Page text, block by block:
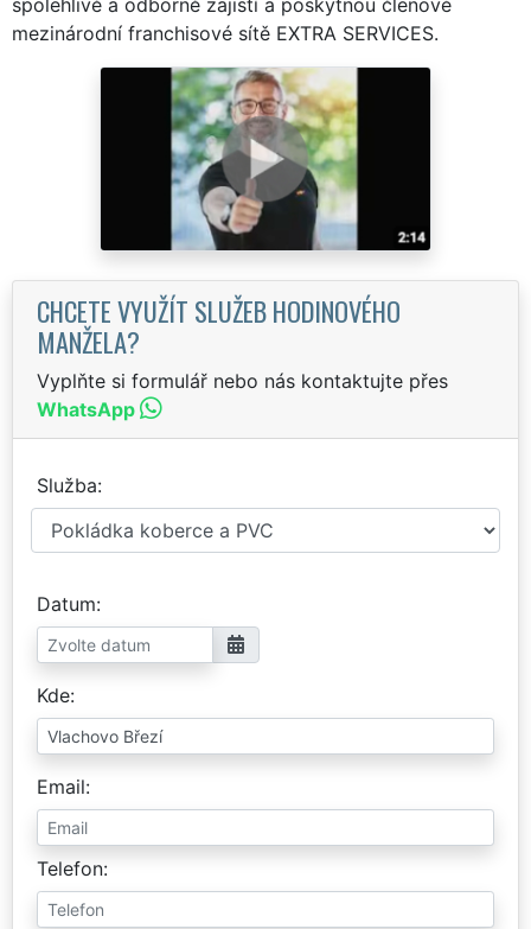
mezinárodní franchisové sítě EXTRA SERVICES.
CHCETE VYUŽÍT SLUŽEB HODINOVÉHO
MANŽELA?
Vyplňte si formulář nebo nás kontaktujte přes
WhatsApp
Služba
Datum
Kde
Email
Telefon